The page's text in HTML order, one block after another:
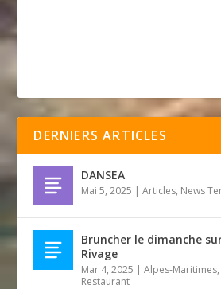
DERNIERS ARTICLES
DANSEA
Mai 5, 2025 |Articles, News
Bruncher le dimanche
Rivage
Mar 4, 2025 |Alpes-Maritimes
Restaurant